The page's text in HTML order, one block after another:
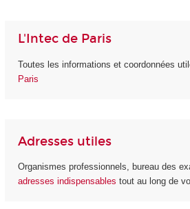
L'Intec de Paris
Toutes les informations et coordonnées
Paris
Adresses utiles
Organismes professionnels, bureau des
adresses indispensables tout au long de